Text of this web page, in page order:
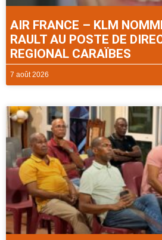
AIR FRANCE – KLM
RAULT AU POSTE DE
REGIONAL CARAÏBES
7 août 2026